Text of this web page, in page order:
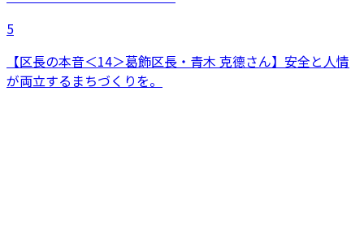
5
【区長の本音＜14＞葛飾区長・青木 克德さん】安全と人情
が両立するまちづくりを。